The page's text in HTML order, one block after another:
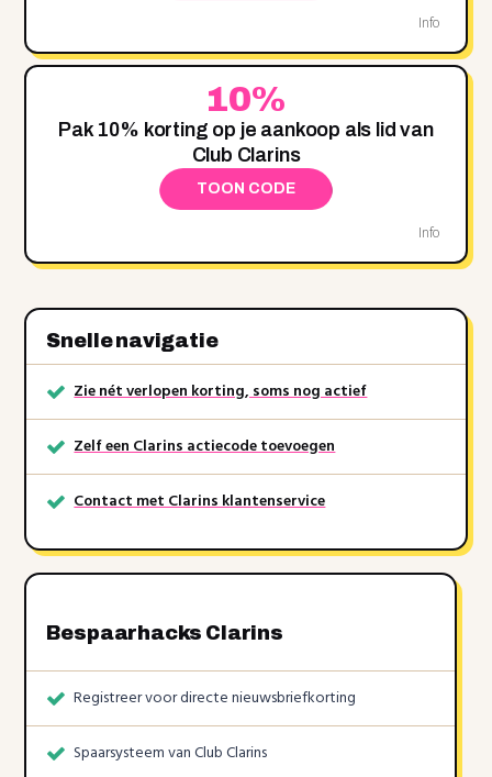
Info
10%
Pak 10% korting op je aankoop als lid van
Club Clarins
TOON CODE
Info
Snelle navigatie
Zie nét verlopen korting, soms nog actief
Zelf een Clarins actiecode toevoegen
Contact met Clarins klantenservice
Bespaarhacks Clarins
Registreer voor directe nieuwsbriefkorting
Spaarsysteem van Club Clarins